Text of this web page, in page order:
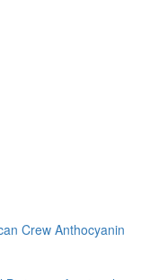
CrewAnthocyanin